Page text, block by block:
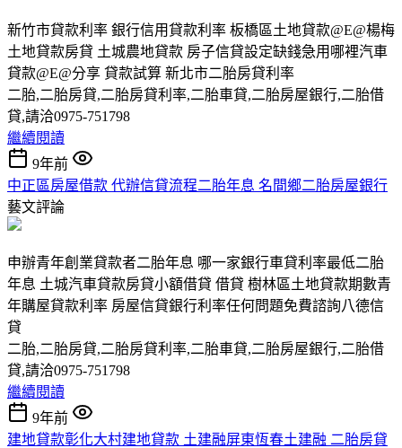
新竹市貸款利率 銀行信用貸款利率 板橋區土地貸款@E@楊梅
土地貸款房貸 土城農地貸款 房子信貸設定缺錢急用哪裡汽車
貸款@E@分享 貸款試算 新北市二胎房貸利率
二胎,二胎房貸,二胎房貸利率,二胎車貸,二胎房屋銀行,二胎借
貸,請洽0975-751798
繼續閱讀
9年前
中正區房屋借款 代辦信貸流程二胎年息 名間鄉二胎房屋銀行
藝文評論
申辦青年創業貸款者二胎年息 哪一家銀行車貸利率最低二胎
年息 土城汽車貸款房貸小額借貸 借貸 樹林區土地貸款期數青
年購屋貸款利率 房屋信貸銀行利率任何問題免費諮詢八德信
貸
二胎,二胎房貸,二胎房貸利率,二胎車貸,二胎房屋銀行,二胎借
貸,請洽0975-751798
繼續閱讀
9年前
建地貸款彰化大村建地貸款 土建融屏東恆春土建融 二胎房貸